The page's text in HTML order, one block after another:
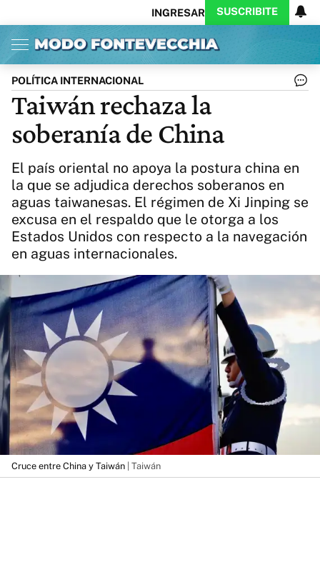
INGRESAR SUSCRIBITE
Inicio Ahora
Opinión
Política
Ciencia
Protagonistas
Cultura
Arte
Internacional
Clima
CARAS
Exitoina
Turismo
Videos
Córdoba
Reperfilar
Business
Noticias
Caras
Exitoina
Gaming
Vivo
Diario del Juicio
Actualidad
POLÍTICA INTERNACIONAL
Taiwán rechaza la
soberanía de China
El país oriental no apoya la postura china en
la que se adjudica derechos soberanos en
aguas taiwanesas. El régimen de Xi Jinping se
excusa en el respaldo que le otorga a los
Estados Unidos con respecto a la navegación
en aguas internacionales.
Cruce entre China y Taiwán | Taiwán